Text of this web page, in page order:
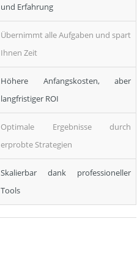
und Erfahrung
Übernimmt alle Aufgaben und spart
Ihnen Zeit
Höhere Anfangskosten, aber
langfristiger ROI
Optimale Ergebnisse durch
erprobte Strategien
Skalierbar dank professioneller
Tools